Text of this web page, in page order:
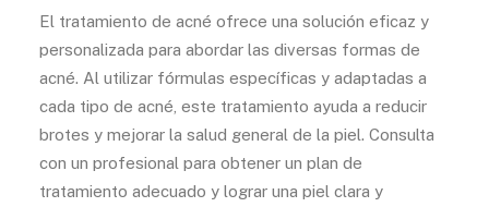
El tratamiento de acné ofrece una solución eficaz y
personalizada para abordar las diversas formas de
acné. Al utilizar fórmulas específicas y adaptadas a
cada tipo de acné, este tratamiento ayuda a reducir
brotes y mejorar la salud general de la piel. Consulta
con un profesional para obtener un plan de
tratamiento adecuado y lograr una piel clara y